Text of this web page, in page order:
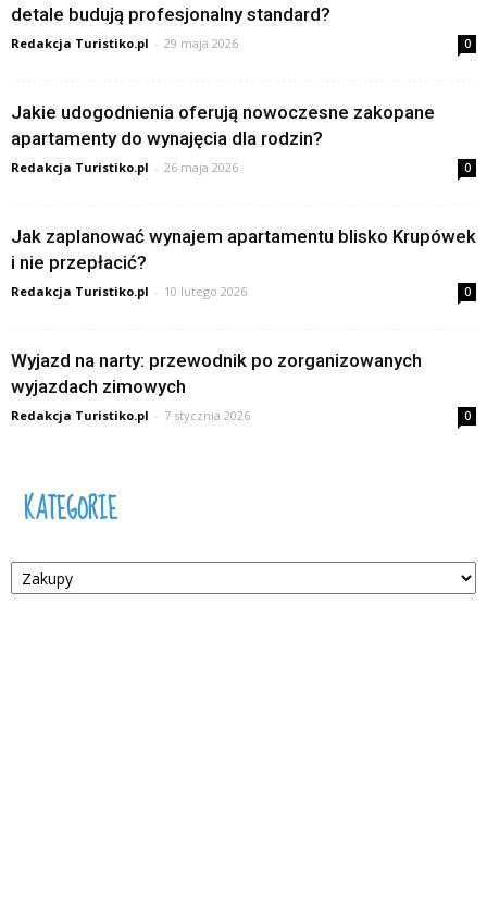
detale budują profesjonalny standard?
Redakcja Turistiko.pl - 29 maja 2026 0
Jakie udogodnienia oferują nowoczesne zakopane
apartamenty do wynajęcia dla rodzin?
Redakcja Turistiko.pl - 26 maja 2026 0
Jak zaplanować wynajem apartamentu blisko Krupówek
i nie przepłacić?
Redakcja Turistiko.pl - 10 lutego 2026 0
Wyjazd na narty: przewodnik po zorganizowanych
wyjazdach zimowych
Redakcja Turistiko.pl - 7 stycznia 2026 0
KATEGORIE
Kategorie